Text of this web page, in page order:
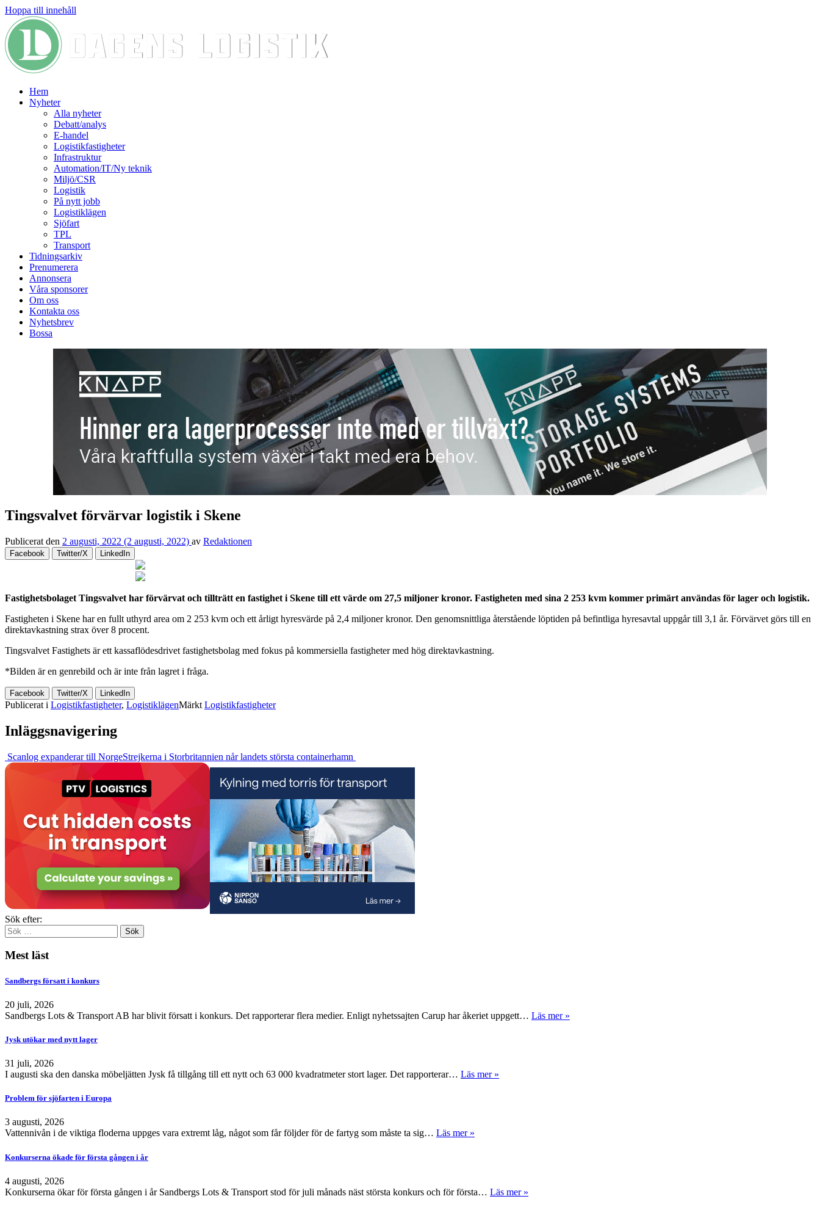
Hoppa till innehåll
Hem
Nyheter
Alla nyheter
Debatt/analys
E-handel
Logistikfastigheter
Infrastruktur
Automation/IT/Ny teknik
Miljö/CSR
Logistik
På nytt jobb
Logistiklägen
Sjöfart
TPL
Transport
Tidningsarkiv
Prenumerera
Annonsera
Våra sponsorer
Om oss
Kontakta oss
Nyhetsbrev
Bossa
Tingsvalvet förvärvar logistik i Skene
Publicerat den 2 augusti, 2022 (2 augusti, 2022) av Redaktionen
Facebook Twitter/X LinkedIn
Fastighetsbolaget Tingsvalvet har förvärvat och tillträtt en fastighet i Skene till ett värde om 27,5 miljoner kronor. Fastigheten med sina 2 253 kvm kommer primärt användas för lager och logistik.
Fastigheten i Skene har en fullt uthyrd area om 2 253 kvm och ett årligt hyresvärde på 2,4 miljoner kronor. Den genomsnittliga återstående löptiden på befintliga hyresavtal uppgår till 3,1 år. Förvärvet görs till en
direktavkastning strax över 8 procent.
Tingsvalvet Fastighets är ett kassaflödesdrivet fastighetsbolag med fokus på kommersiella fastigheter med hög direktavkastning.
*Bilden är en genrebild och är inte från lagret i fråga.
Facebook Twitter/X LinkedIn
Publicerat i Logistikfastigheter, LogistiklägenMärkt Logistikfastigheter
Inläggsnavigering
Scanlog expanderar till NorgeStrejkerna i Storbritannien når landets största containerhamn
Sök efter:
Mest läst
Sandbergs försatt i konkurs
20 juli, 2026
Sandbergs Lots & Transport AB har blivit försatt i konkurs. Det rapporterar flera medier. Enligt nyhetssajten Carup har åkeriet uppgett… Läs mer »
Jysk utökar med nytt lager
31 juli, 2026
I augusti ska den danska möbeljätten Jysk få tillgång till ett nytt och 63 000 kvadratmeter stort lager. Det rapporterar… Läs mer »
Problem för sjöfarten i Europa
3 augusti, 2026
Vattennivån i de viktiga floderna uppges vara extremt låg, något som får följder för de fartyg som måste ta sig… Läs mer »
Konkurserna ökade för första gången i år
4 augusti, 2026
Konkurserna ökar för första gången i år Sandbergs Lots & Transport stod för juli månads näst största konkurs och för första… Läs mer »